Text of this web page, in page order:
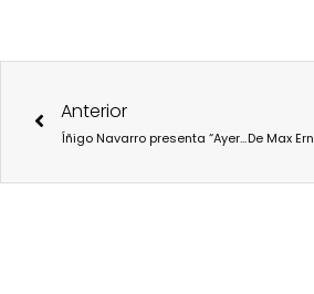
Anterior
Íñigo Navarro presenta “Ayer pisó tu sombra un tigre”, un diálogo entre Goya y la nueva figuración europea